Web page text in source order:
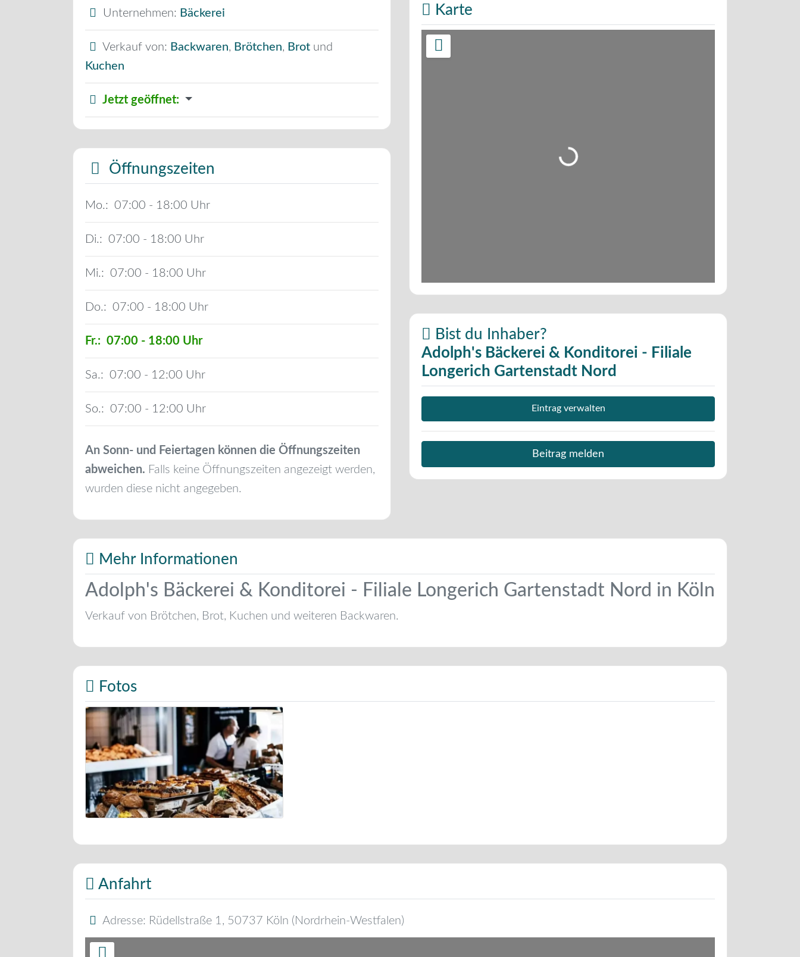
Unternehmen: Bäckerei
Verkauf von: Backwaren, Brötchen, Brot und
Kuchen
Jetzt geöffnet:
Öffnungszeiten
Mo.: 07:00 - 18:00
Di.: 07:00 - 18:00
Mi.: 07:00 - 18:00
Do.: 07:00 - 18:00
Fr.: 07:00 - 18:00
Sa.: 07:00 - 12:00
So.: 07:00 - 12:00
An Sonn- und Feiertagen können die Öffnungszeiten
abweichen. Falls keine Öffnungszeiten angezeigt werden,
wurden diese nicht angegeben.
Karte
Wird geladen …
Bist du Inhaber?
Adolph's Bäckerei & Konditorei - Filiale
Longerich Gartenstadt Nord
Eintrag verwalten
Beitrag melden
Mehr Informationen
Adolph's Bäckerei & Konditorei - Filiale Longerich Gartenstadt Nord in Köln
Verkauf von Brötchen, Brot, Kuchen und weiteren Backwaren.
Fotos
Bäckerei Musterbild
Anfahrt
Adresse: Rüdellstraße 1, 50737 Köln ( Nordrhein-Westfalen)